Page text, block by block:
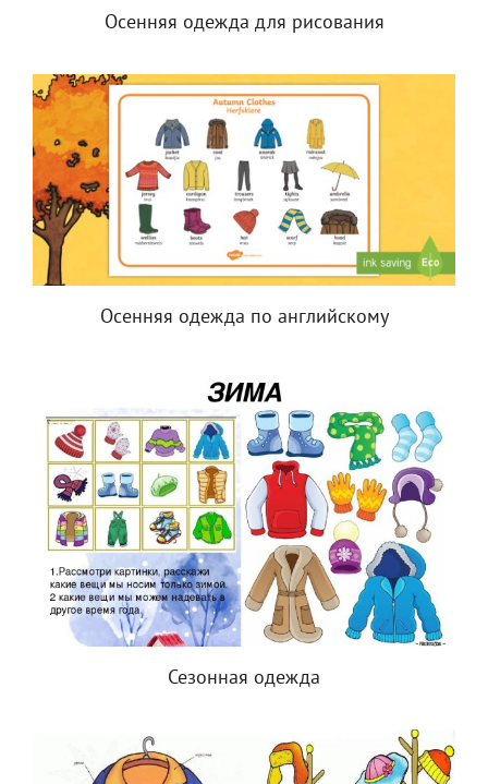
Осенняя одежда для рисования
Осенняя одежда по английскому
Сезонная одежда